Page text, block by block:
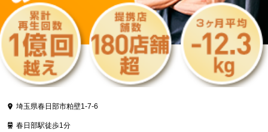
埼玉県春日部市粕壁1-7-6
春日部駅徒歩1分